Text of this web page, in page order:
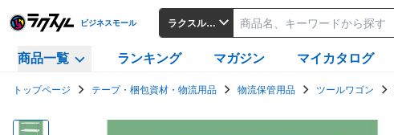
ビジネスモール ラクスルビジネスモール
商品一覧 ランキング マガジン マイカタログ
トップページ テープ・梱包資材・物流用品 物流保管用品 ツールワゴン